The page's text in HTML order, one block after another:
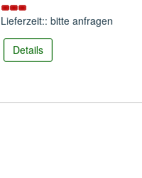
Lieferzeit:: bitte anfragen
Details